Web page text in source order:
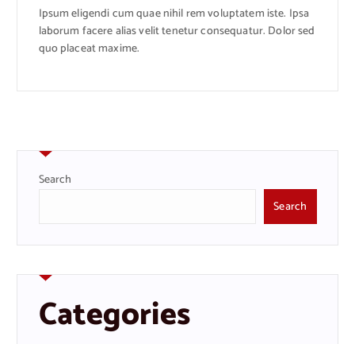
Ipsum eligendi cum quae nihil rem voluptatem iste. Ipsa
laborum facere alias velit tenetur consequatur. Dolor sed
quo placeat maxime.
Search
Search
Categories